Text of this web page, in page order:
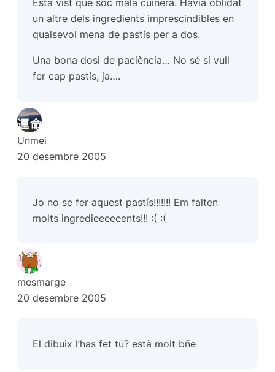
un altre dels ingredients imprescindibles en
qualsevol mena de pastís per a dos.
Una bona dosi de paciència… No sé si vull
fer cap pastís, ja….
Unmei
20 desembre 2005
Jo no se fer aquest pastís!!!!!!! Em falten
molts ingredieeeeeents!!! :( :(
mesmarge
20 desembre 2005
El dibuix l’has fet tú? està molt bñe